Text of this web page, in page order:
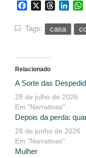
FacebookThreads
Tags: casa
Relacionado
A Sorte das
28 de julho de 2026
Em "Narrativas"
Depois da perda:
28 de junho de 2026
Em "Narrativas"
Mulher